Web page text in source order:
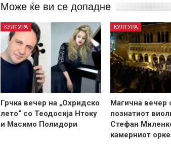
Може ќе ви се допадне
КУЛТУРА
Грчка вечер на „Охридско
лето“ со Теодосија Нтоку
и Масимо Полидори
КУЛТУРА
Магична вечер
познатиот
Стефан
камерниот